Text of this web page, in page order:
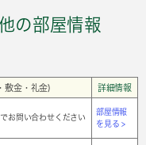
の部屋情報
敷金・礼金) 詳細情報
お問い合わせください
部屋情報
を見る >